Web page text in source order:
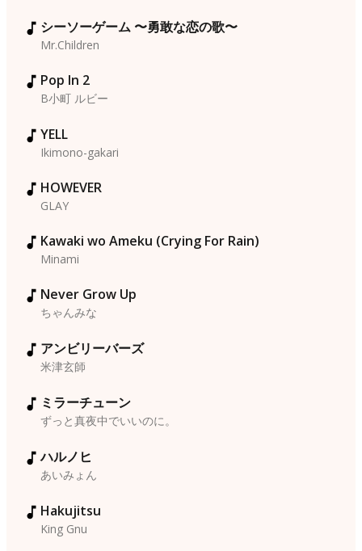
シーソーゲーム 〜勇敢な恋の歌〜
Mr.Children
Pop In 2
B小町 ルビー
YELL
Ikimono-gakari
HOWEVER
GLAY
Kawaki wo Ameku (Crying For Rain)
Minami
Never Grow Up
ちゃんみな
アンビリーバーズ
米津玄師
ミラーチューン
ずっと真夜中でいいのに。
ハルノヒ
あいみょん
Hakujitsu
King Gnu